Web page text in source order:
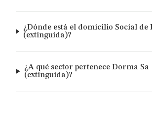
¿Dónde está el domicilio Social de
(extinguida)?
¿A qué sector pertenece Dorma Sa
(extinguida)?